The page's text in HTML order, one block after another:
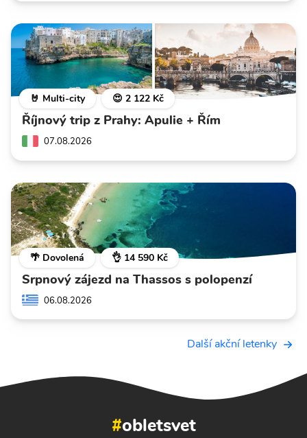
🤘 Multi-city 😍 2 122 Kč
Říjnový trip z Prahy: Apulie + Řím
07.08.2026
🌴 Dovolená 👌 14 590 Kč
Srpnový zájezd na Thassos s polopenzí
06.08.2026
Další akční letenky
#obletsvet